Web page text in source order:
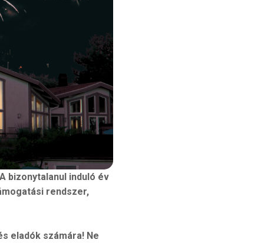
bizonytalanul induló év
rendszer,
eladók számára! Ne